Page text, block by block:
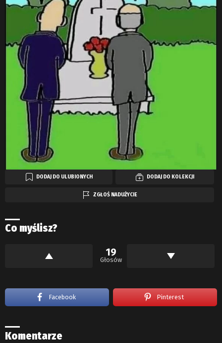
DODAJ DO ULUBIONYCH DODAJ DO KOLEKCJI
ZGŁOŚ NADUŻYCIE
Co myślisz?
19
Głosów
Facebook Pinterest
Komentarze